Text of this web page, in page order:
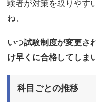
験者が対策を取りやす
ね。
いつ試験制度が変更さ
け早くに合格してしま
科目ごとの推移